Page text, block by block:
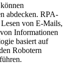
abdecken. RPA-
von E-Mails,
Informationen
basiert auf
Robotern